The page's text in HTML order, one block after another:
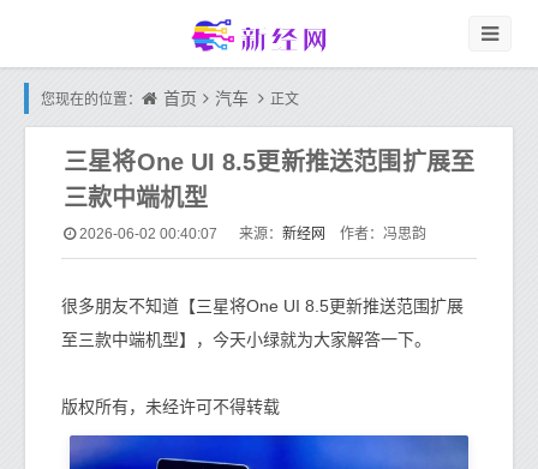
您现在的位置： 首页 汽车 正文
三星将One UI 8.5更新推送范围扩展至
三款中端机型
2026-06-02 00:40:07 来源： 新经网 作者：冯思韵
很多朋友不知道【三星将One UI 8.5更新推送范围扩展
至三款中端机型】，今天小绿就为大家解答一下。
版权所有，未经许可不得转载